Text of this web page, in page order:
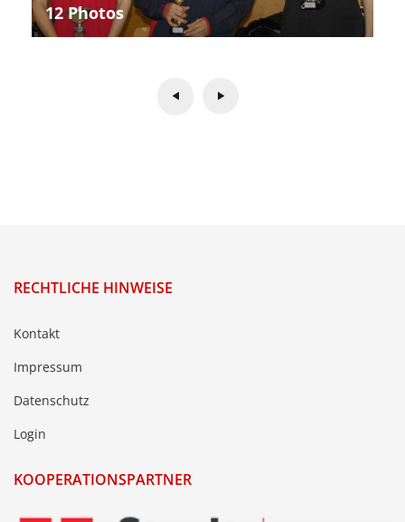
12 Photos
RECHTLICHE HINWEISE
Kontakt
Impressum
Datenschutz
Login
KOOPERATIONSPARTNER